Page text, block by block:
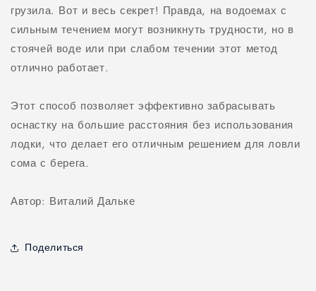
грузила. Вот и весь секрет! Правда, на водоемах с
сильным течением могут возникнуть трудности, но в
стоячей воде или при слабом течении этот метод
отлично работает.
Этот способ позволяет эффективно забрасывать
оснастку на большие расстояния без использования
лодки, что делает его отличным решением для ловли
сома с берега.
Автор: Виталий Дальке
Поделиться